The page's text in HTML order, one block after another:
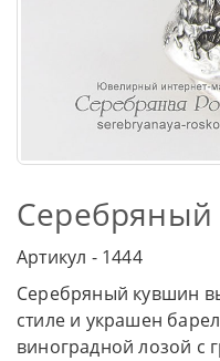
Артикул - 1444
Серебряный кувшин
стиле и украшен
виноградной лозой с